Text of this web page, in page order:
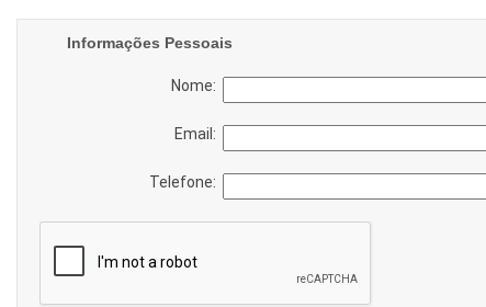
Informações Pessoais
Nome:
Email:
Telefone: